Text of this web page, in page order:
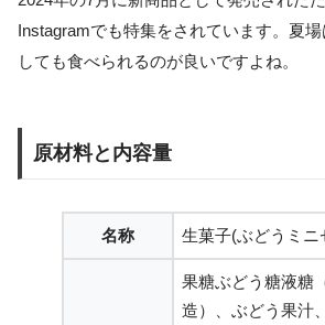
Instagramでも特集をされています。夏
しても食べられるのが良いですよね。
原材料と内容量
名称 生菓子(ぶどうミニ
果糖ぶどう糖液糖
造）、ぶどう果汁